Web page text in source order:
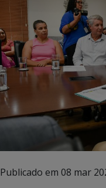
Publicado em 08 mar